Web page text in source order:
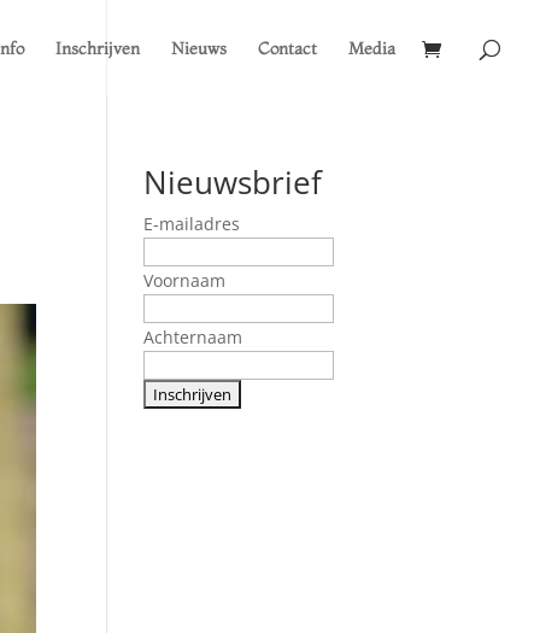
Inschrijven Nieuws Contact Media
Nieuwsbrief
E-mailadres
Voornaam
Achternaam